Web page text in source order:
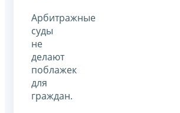
Арбитражные
суды
не
делают
поблажек
для
граждан.